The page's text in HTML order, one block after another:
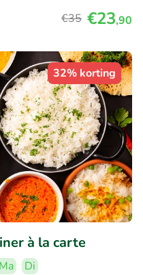
€35 €23,90
32% korting
à la carte
Ma
Di